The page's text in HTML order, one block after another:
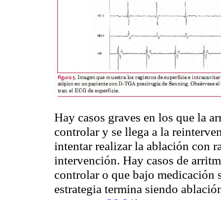
Hay casos graves en los que la
controlar y se llega a la
intentar realizar la ablación con
intervención. Hay casos de
controlar o que bajo medicación
estrategia termina siendo